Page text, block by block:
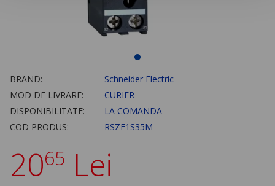
BRAND:
Schneider Electric
MOD DE LIVRARE:
CURIER
DISPONIBILITATE:
LA COMANDA
COD PRODUS:
RSZE1S35M
2065 Lei